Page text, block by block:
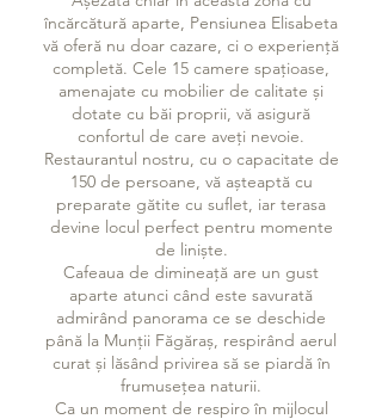
încărcătură aparte, Pensiunea Elisabeta
vă oferă nu doar cazare, ci o experiență
completă. Cele 15 camere spațioase,
amenajate cu mobilier de calitate și
dotate cu băi proprii, vă asigură
confortul de care aveți nevoie.
Restaurantul nostru, cu o capacitate de
150 de persoane, vă așteaptă cu
preparate gătite cu suflet, iar terasa
devine locul perfect pentru momente
de liniște.
Cafeaua de dimineață are un gust
aparte atunci când este savurată
admirând panorama ce se deschide
până la Munții Făgăraș, respirând aerul
curat și lăsând privirea să se piardă în
frumusețea naturii.
Ca un moment de respiro în mijlocul